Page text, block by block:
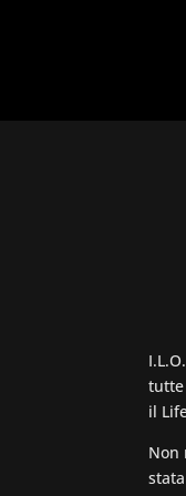
tutte
il
Non